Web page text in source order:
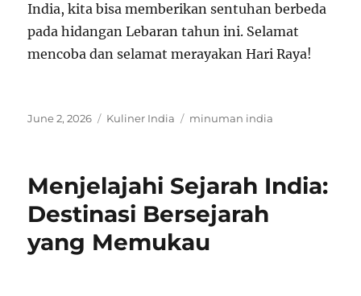
India, kita bisa memberikan sentuhan berbeda
pada hidangan Lebaran tahun ini. Selamat
mencoba dan selamat merayakan Hari Raya!
Posted
June 2, 2026 Categories
Kuliner India Tags
minuman india
Menjelajahi Sejarah India:
Destinasi Bersejarah
yang Memukau